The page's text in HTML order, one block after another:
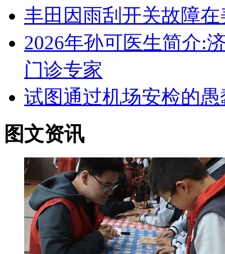
丰田因雨刮开关故障
2026年孙可医生简介:
门诊专家
试图通过机场安检的
图文资讯